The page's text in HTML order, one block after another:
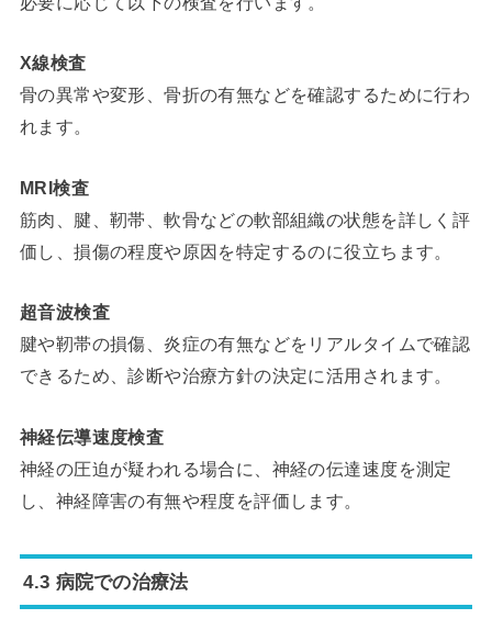
X線検査
骨の異常や変形、骨折の有無などを確認するために行わ
れます。
MRI検査
筋肉、腱、靭帯、軟骨などの軟部組織の状態を詳しく評
価し、損傷の程度や原因を特定するのに役立ちます。
超音波検査
腱や靭帯の損傷、炎症の有無などをリアルタイムで確認
できるため、診断や治療方針の決定に活用されます。
神経伝導速度検査
神経の圧迫が疑われる場合に、神経の伝達速度を測定
し、神経障害の有無や程度を評価します。
4.3 病院での治療法